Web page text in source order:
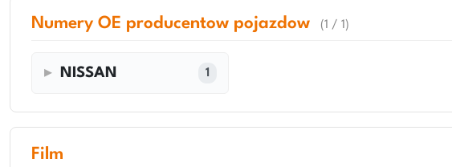
Numery OE producentow pojazdow (1 / 1)
NISSAN 1
Film